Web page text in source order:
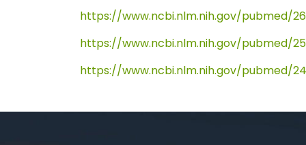
https://www.ncbi.nlm.nih.gov/pubmed/
https://www.ncbi.nlm.nih.gov/pubmed/
https://www.ncbi.nlm.nih.gov/pubmed/